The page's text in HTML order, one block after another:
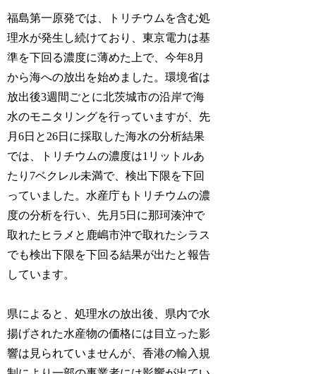
福島第一原発では、トリチウムを含む処
理水が発生し続けており、東京電力は基
準を下回る濃度に薄めた上で、今年8月
から海への放出を始めました。環境省は
放出後3週間ごとに北茨城市の沿岸で海
水のモニタリングを行っていますが、先
月6日と26日に採取した海水の分析結果
では、トリチウムの濃度は1リットルあ
たり7ベクレル未満で、検出下限を下回
っていました。水産庁もトリチウムの濃
度の分析を行い、先月5日に那珂湊沖で
取れたヒラメと鹿嶋市沖で取れたシラス
でも検出下限を下回る結果が出たと報告
しています。
県によると、処理水の放出後、県内で水
揚げされた水産物の価格には目立った影
響は見られていませんが、香港の輸入規